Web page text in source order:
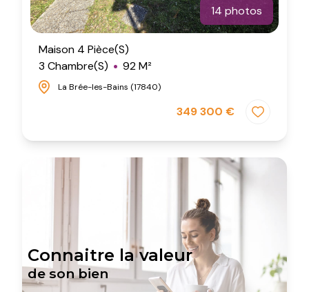
14 photos
Maison 4 Pièce(s)
3 Chambre(s)
92 M²
La Brée-les-Bains (17840)
349 300 €
Connaitre la valeur
de son bien